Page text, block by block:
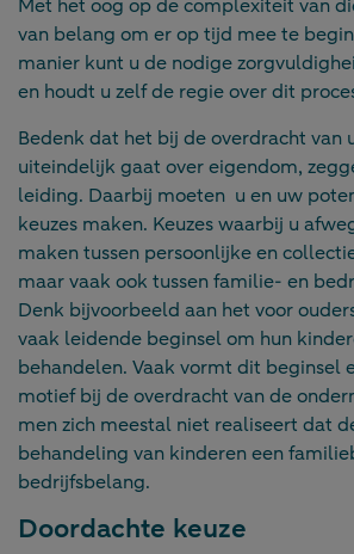
Met het oog op de complexiteit van
van belang om er op tijd mee te
manier kunt u de nodige
en houdt u zelf de regie over dit
Bedenk dat het bij de overdracht van
uiteindelijk gaat over eigendom,
leiding. Daarbij moeten u en uw
keuzes maken. Keuzes waarbij u
maken tussen persoonlijke en
maar vaak ook tussen familie- en
Denk bijvoorbeeld aan het voor
vaak leidende beginsel om hun
behandelen. Vaak vormt dit beginsel
motief bij de overdracht van de
men zich meestal niet realiseert dat
behandeling van kinderen een
bedrijfsbelang.
Doordachte keuze